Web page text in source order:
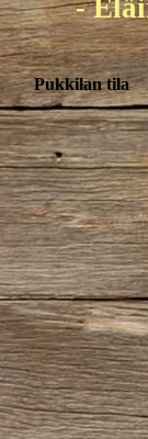
-
Pukkilan tila